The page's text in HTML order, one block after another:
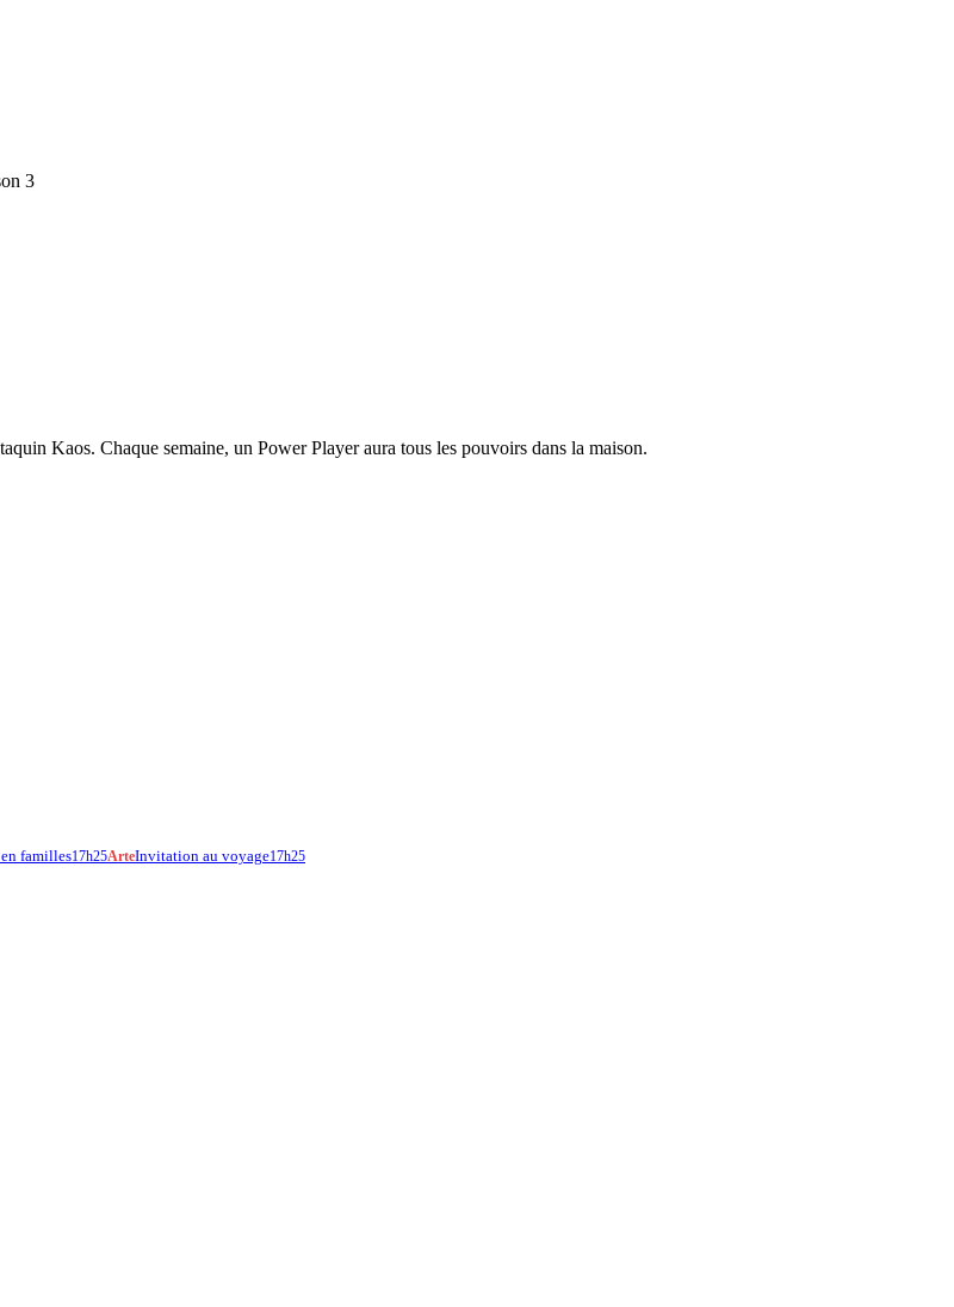
3
Kaos. Chaque semaine, un Power Player aura tous les pouvoirs dans la maison.
familles17h25ArteInvitation au voyage17h25